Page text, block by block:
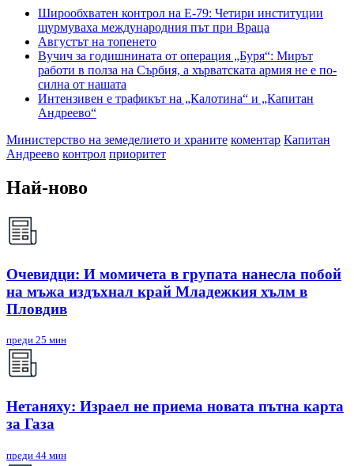
Широобхватен контрол на Е-79: Четири институции
щурмуваха международния път при Враца
Августът на топенето
Вучич за годишнината от операция „Буря“: Мирът
работи в полза на Сърбия, а хърватската армия не е по-
силна от нашата
Интензивен е трафикът на „Калотина“ и „Капитан
Андреево“
Министерство на земеделието и храните коментар Капитан
Андреево контрол приоритет
Най-ново
Очевидци: И момичета в групата нанесла побой
на мъжа издъхнал край Младежкия хълм в
Пловдив
преди 25 мин
Нетаняху: Израел не приема новата пътна карта
за Газа
преди 44 мин